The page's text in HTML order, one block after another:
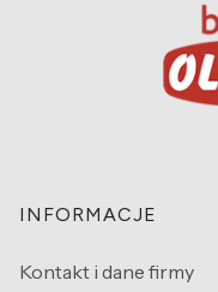
Linki w stopce
INFORMACJE
Kontakt i dane firmy